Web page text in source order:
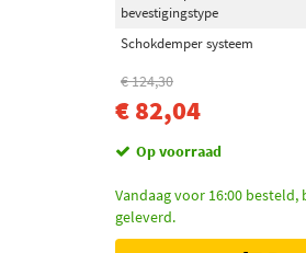
bevestigingstype
Schokdemper systeem
€ 124,30
€ 82,04
Op voorraad
Vandaag voor 16:00
geleverd.